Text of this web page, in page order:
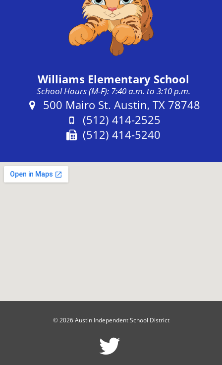
Williams Elementary School
School Hours (M-F): 7:40 a.m. to 3:10 p.m.
Address:
500 Mairo St. Austin, TX 78748
Phone:
(512) 414-2525
Fax:
(512) 414-5240
© 2026 Austin Independent School District